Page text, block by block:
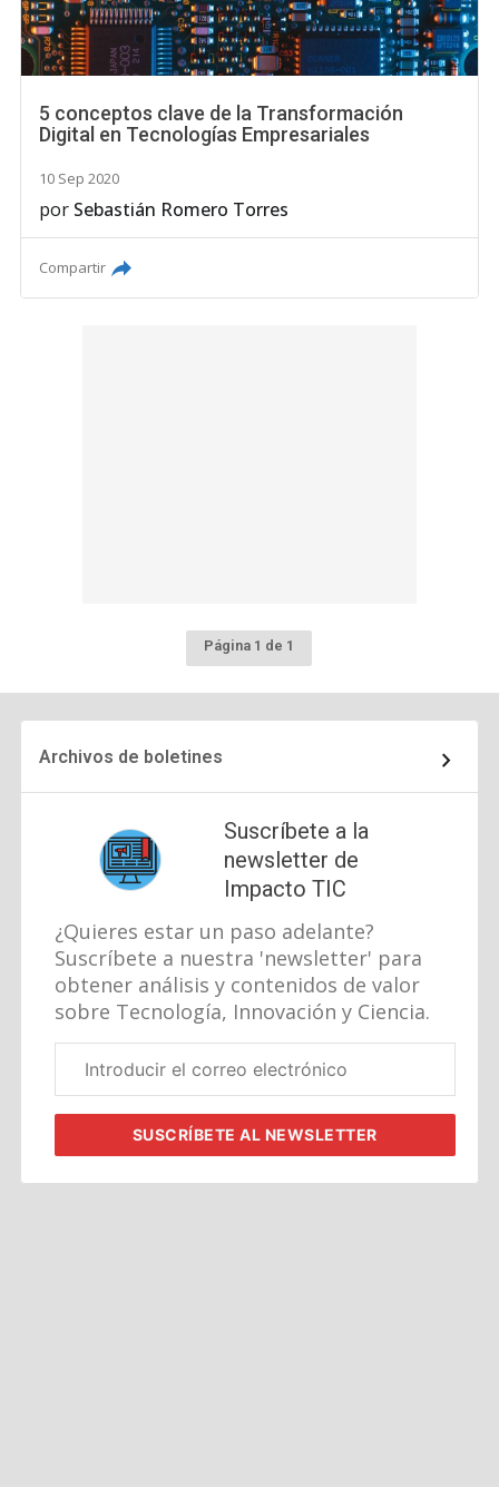
5 conceptos clave de la Transformación
Digital en Tecnologías Empresariales
10 Sep 2020
por Sebastián Romero Torres
Compartir
Página 1 de 1
Archivos de boletines
Suscríbete a la
newsletter de
Impacto TIC
¿Quieres estar un paso adelante?
Suscríbete a nuestra 'newsletter' para
obtener análisis y contenidos de valor
sobre Tecnología, Innovación y Ciencia.
electrónico
SUSCRÍBETEAL NEWSLETTER